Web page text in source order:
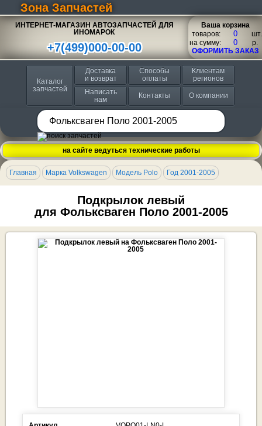
Зона Запчастей
ИНТЕРНЕТ-МАГАЗИН АВТОЗАПЧАСТЕЙ ДЛЯ
ИНОМАРОК
+7(499)000-00-00
Ваша корзина
товаров:
шт.
на сумму:
p.
ОФОРМИТЬ ЗАКАЗ
Каталог
запчастей
Доставка
и возврат
Способы
оплаты
Клиентам
регионов
Написать
нам
Контакты О компании
на сайте ведуться технические работы
Главная Марка Volkswagen Модель Polo Год 2001-2005
Подкрылок левый
для Фольксваген Поло 2001-2005